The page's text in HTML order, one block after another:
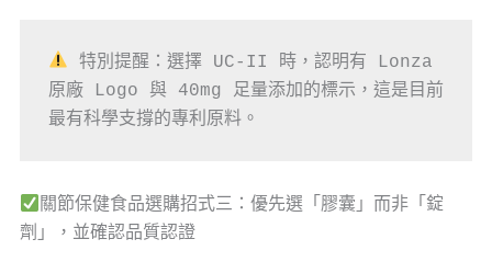
特別提醒：選擇 UC-II 時，認明有 Lonza
原廠 Logo 與 40mg 足量添加的標示，這是目前
最有科學支撐的專利原料。
關節保健食品選購招式三：優先選「膠囊」而非「錠
劑」，並確認品質認證